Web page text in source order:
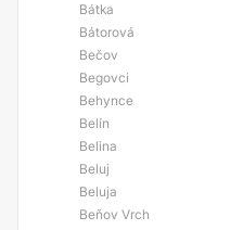
Bátka
Bátorová
Bečov
Begovci
Behynce
Belín
Belina
Beluj
Beluja
Beňov Vrch